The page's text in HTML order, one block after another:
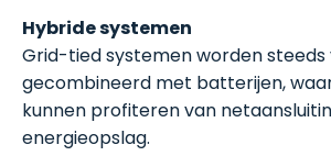
Hybride systemen
Grid-tied systemen worden steeds
gecombineerd met batterijen,
kunnen profiteren van
energieopslag.